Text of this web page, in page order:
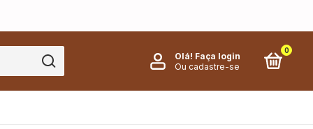
Olá! Faça login
Ou cadastre-se
0